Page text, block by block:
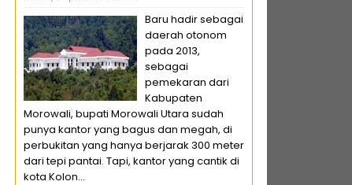
Baru hadir sebagai
daerah otonom
pada 2013,
sebagai
pemekaran dari
Kabupaten
Morowali, bupati Morowali Utara sudah
punya kantor yang bagus dan megah, di
perbukitan yang hanya berjarak 300 meter
dari tepi pantai. Tapi, kantor yang cantik di
kota Kolon...